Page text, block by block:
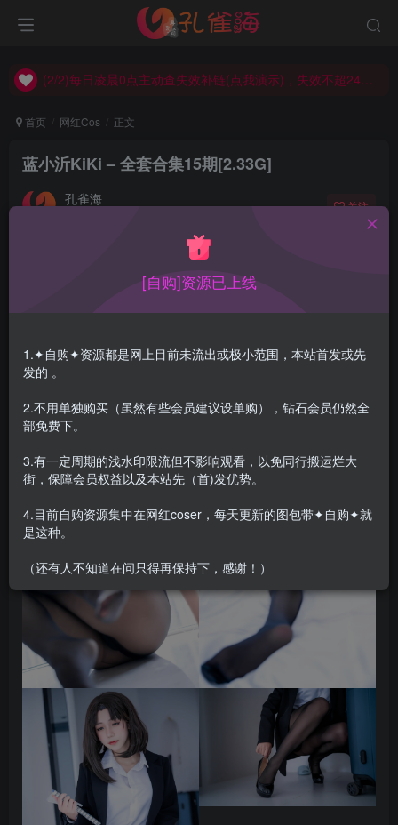
(2/2)每日凌晨0点主动查失效补链(点我演示)，失效不超24小时，
(2/2)每日凌晨0点主动查失效补链(点我演示)，失效不超24小时，
首页 网红Cos 正文
蓝小沂KiKi – 全套合集15期[2.33G]
孔雀海 关注
蓝小沂KiKi，非常喜欢玩英雄联盟，没想到吧，这么漂亮可
以搞个代言了都，妹子好像是云南的哦。Cos办公室OL时，
[自购]资源已上线
1.✦自购✦资源都是网上目前未流出或极小范围，本站首发或先
发的 。
2.不用单独购买（虽然有些会员建议设单购），钻石会员仍然全
部免费下。
3.有一定周期的浅水印限流但不影响观看，以免同行搬运烂大
街，保障会员权益以及本站先（首)发优势。
4.目前自购资源集中在网红coser，每天更新的图包带✦自购✦就
是这种。
（还有人不知道在问只得再保持下，感谢！）